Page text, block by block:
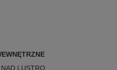
LUSTRO